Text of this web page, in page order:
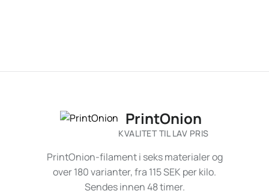
PrintOnion
KVALITET TIL LAV PRIS
PrintOnion-filament i seks materialer og
over 180 varianter, fra 115 SEK per kilo.
Sendes innen 48 timer.